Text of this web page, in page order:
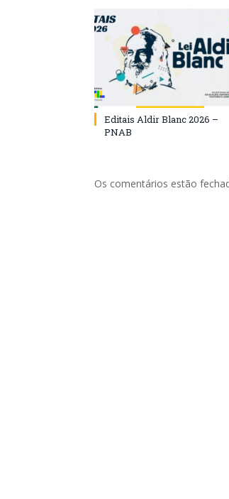
Editais Aldir Blanc 2026 –
PNAB
Os comentários estão